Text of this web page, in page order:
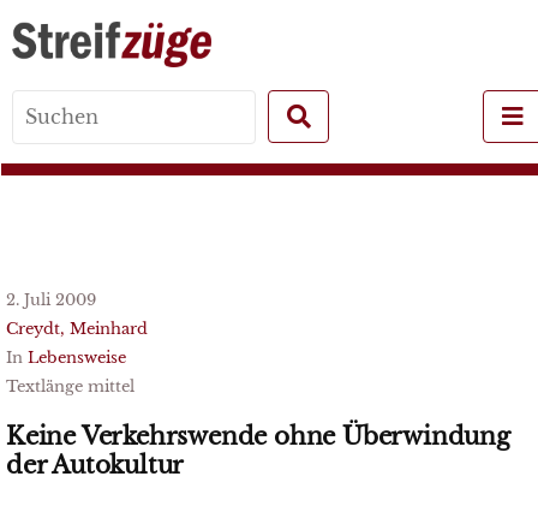
for:
2. Juli 2009
Creydt, Meinhard
In Lebensweise
Textlänge mittel
Keine Verkehrswende ohne Überwindung
der Autokultur